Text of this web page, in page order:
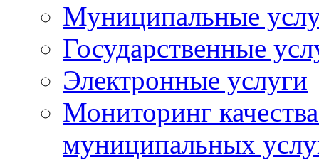
Муниципальные
Государственные
Электронные услуги
Мониторинг
муниципальных